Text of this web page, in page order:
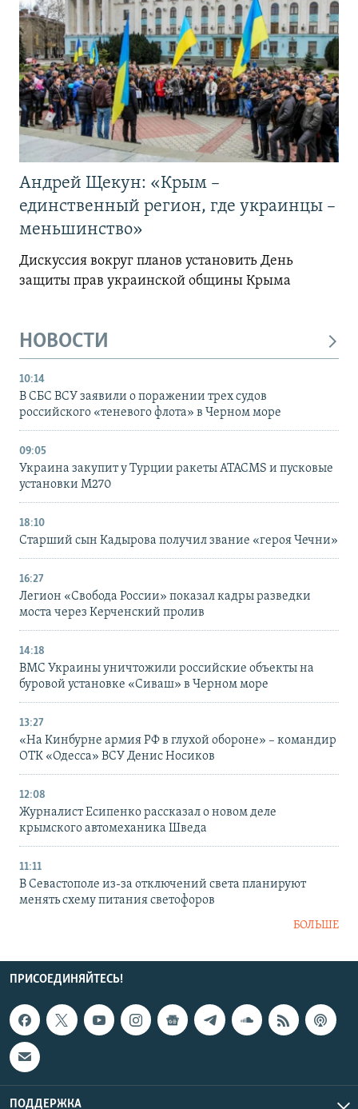
Андрей Щекун: «Крым –
единственный регион, где украинцы –
меньшинство»
Дискуссия вокруг планов установить День
защиты прав украинской общины Крыма
НОВОСТИ
10:14
В СБС ВСУ заявили о поражении трех судов
российского «теневого флота» в Черном море
09:05
Украина закупит у Турции ракеты ATACMS и пусковые
установки M270
18:10
Старший сын Кадырова получил звание «героя Чечни»
16:27
Легион «Свобода России» показал кадры разведки
моста через Керченский пролив
14:18
ВМС Украины уничтожили российские объекты на
буровой установке «Сиваш» в Черном море
13:27
«На Кинбурне армия РФ в глухой обороне» – командир
ОТК «Одесса» ВСУ Денис Носиков
12:08
Журналист Есипенко рассказал о новом деле
крымского автомеханика Шведа
11:11
В Севастополе из-за отключений света планируют
менять схему питания светофоров
БОЛЬШЕ
ПРИСОЕДИНЯЙТЕСЬ!
ПОДДЕРЖКА